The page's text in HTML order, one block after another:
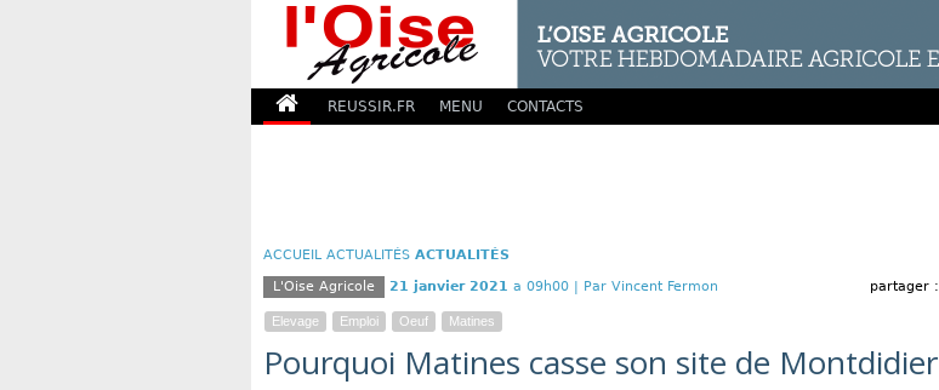
REUSSIR.FR MENU CONTACTS
ACCUEIL ACTUALITÉS ACTUALITÉS
partager :
L'Oise Agricole 21 janvier 2021 a 09h00 | Par Vincent Fermon
Elevage Emploi Oeuf Matines
Pourquoi Matines casse son site de Montdidier